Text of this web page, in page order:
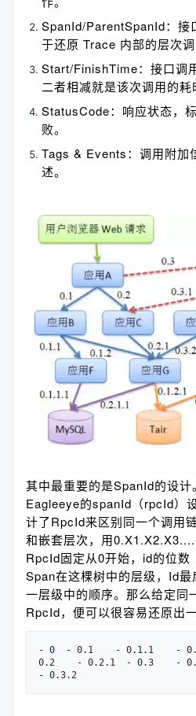
SpanId/ParentSpanId：接
于还原 Trace 内部的层次调
Start/FinishTime：接口调
二者相减就是该次调用的耗
StatusCode：响应状态，
败。
Tags & Events：调用附加
述。
其中最重要的是SpanId的设计
Eagleeye的spanId（rpcId）
计了RpcId来区别同一个调用
和嵌套层次，用
RpcId固定从0开始，id的位数
Span在这棵树中的层级，Id
一层级中的顺序。那么给定同
RpcId，便可以很容易还原出
- 0
  - 0.1
    - 0.1.1
-
0.2
    - 0.2.1
  - 0.3
-
- 0.3.2